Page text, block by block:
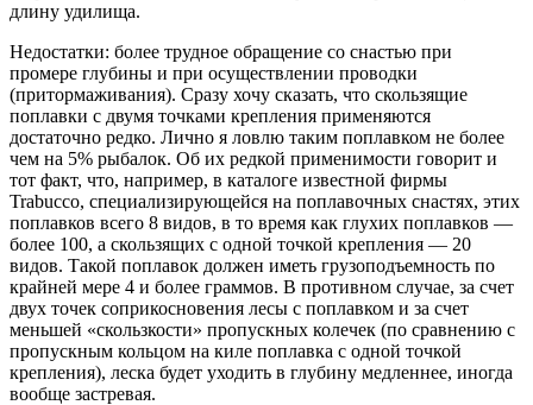
длину удилища.
Недостатки: более трудное обращение со снастью при
промере глубины и при осуществлении проводки
(притормаживания). Сразу хочу сказать, что скользящие
поплавки с двумя точками крепления применяются
достаточно редко. Лично я ловлю таким поплавком не более
чем на 5% рыбалок. Об их редкой применимости говорит и
тот факт, что, например, в каталоге известной фирмы
Trabucco, специализирующейся на поплавочных снастях, этих
поплавков всего 8 видов, в то время как глухих поплавков —
более 100, а скользящих с одной точкой крепления — 20
видов. Такой поплавок должен иметь грузоподъемность по
крайней мере 4 и более граммов. В противном случае, за счет
двух точек соприкосновения лесы с поплавком и за счет
меньшей «скользкости» пропускных колечек (по сравнению с
пропускным кольцом на киле поплавка с одной точкой
крепления), леска будет уходить в глубину медленнее, иногда
вообще застревая.